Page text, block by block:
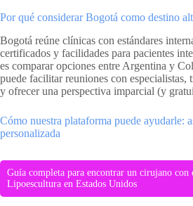
Por qué considerar Bogotá como destino
Bogotá reúne clínicas con estándares
certificados y facilidades para pacientes
es comparar opciones entre Argentina y
puede facilitar reuniones con
y ofrecer una perspectiva imparcial (y
Cómo nuestra plataforma puede ayudarle:
personalizada
Guía completa para encontrar un cirujano con
Lipoescultura en Estados Unidos